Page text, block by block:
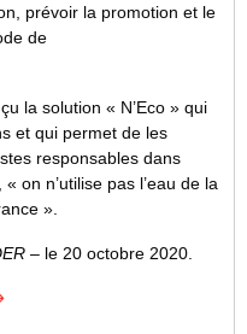
prévoir la promotion et le
de
la solution « N’Eco » qui
et qui permet de les
responsables dans
on n’utilise pas l’eau de la
».
– le 20 octobre 2020.